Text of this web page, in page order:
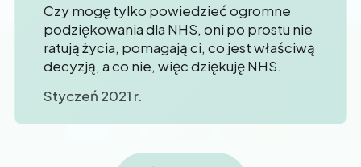
Czy mogę tylko powiedzieć ogromne
podziękowania dla NHS, oni po prostu nie
ratują życia, pomagają ci, co jest właściwą
decyzją, a co nie, więc dziękuję NHS.
Styczeń 2021 r.